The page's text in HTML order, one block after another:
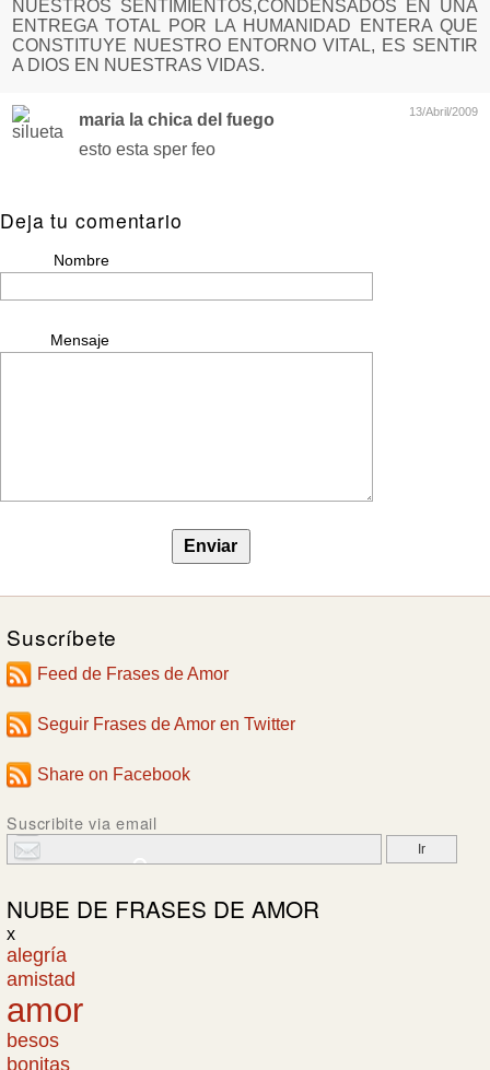
NUESTROS SENTIMIENTOS,CONDENSADOS EN UNA
ENTREGA TOTAL POR LA HUMANIDAD ENTERA QUE
CONSTITUYE NUESTRO ENTORNO VITAL, ES SENTIR
A DIOS EN NUESTRAS VIDAS.
13/Abril/2009
maria la chica del fuego
esto esta sper feo
Deja tu comentario
Nombre
Mensaje
Suscríbete
Feed de Frases de Amor
Seguir Frases de Amor en Twitter
Share on Facebook
Suscribite via email
NUBE DE FRASES DE AMOR
x
alegría
amistad
amor
besos
bonitas